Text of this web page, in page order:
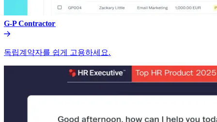
G-P Contractor​​
독립계약자를 쉽게 고용하세요.​​